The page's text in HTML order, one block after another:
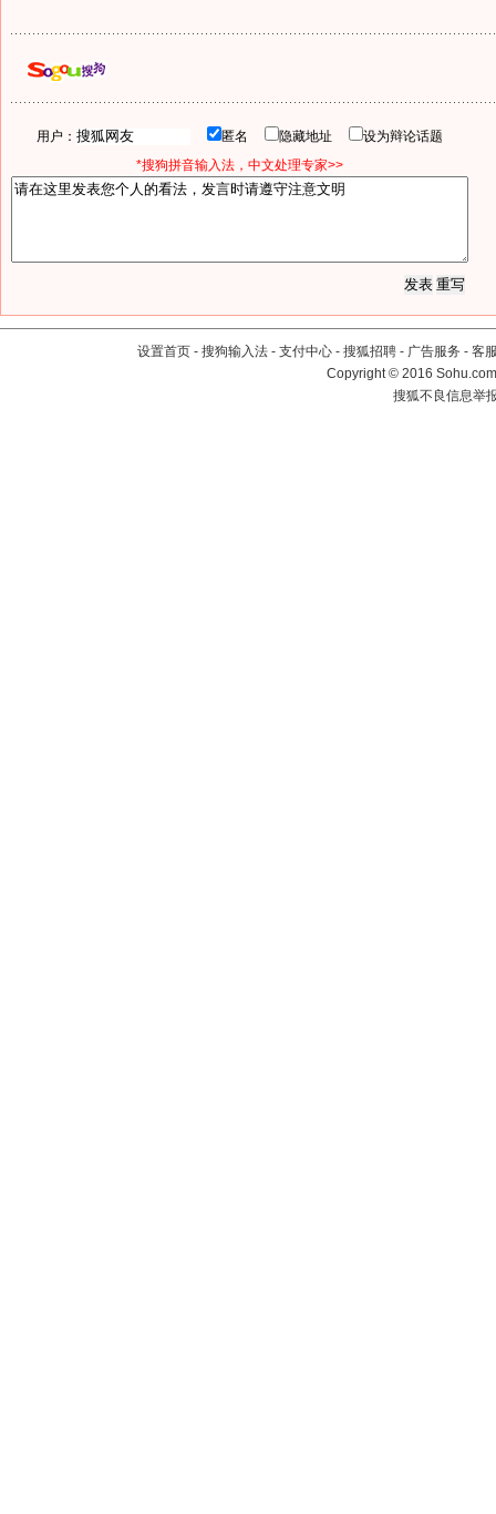
用户： 匿名 隐藏地址
设为辩论话题
*搜狗拼音输入法，中文处理专家>>
设置首页 - 搜狗输入法 - 支付中心 - 搜狐招聘 - 广告服务 - 客
Copyright©2016
搜狐不良信息举